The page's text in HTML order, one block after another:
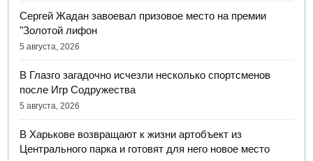
Сергей Жадан завоевал призовое место на премии
"Золотой лифон
5 августа, 2026
В Глазго загадочно исчезли несколько спортсменов
после Игр Содружества
5 августа, 2026
В Харькове возвращают к жизни артобъект из
Центрального парка и готовят для него новое место